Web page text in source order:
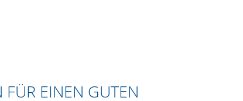
EINEN GUTEN